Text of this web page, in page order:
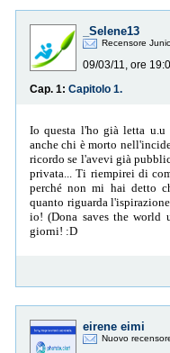
_Selene13
Recensore
09/03/11, ore
Cap. 1: Capitolo 1.
Io questa l'ho già letta
anche chi è morto
ricordo se l'avevi già
privata... Ti riempirei di
perché non mi hai detto
quanto riguarda
io! (Dona saves the world
giorni! :D
eirene eimi
Nuovo